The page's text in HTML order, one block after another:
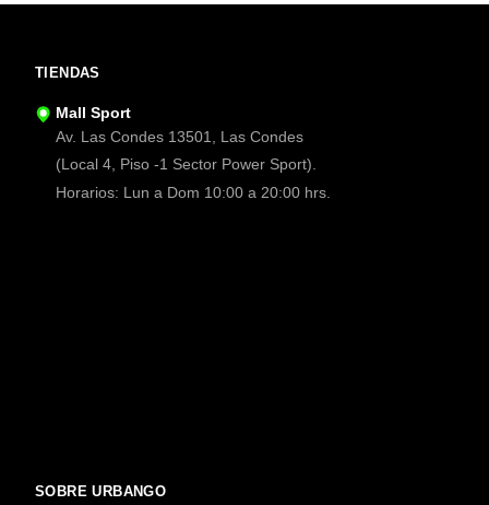
TIENDAS
Mall Sport
Av. Las Condes 13501, Las Condes
(Local 4, Piso -1 Sector Power Sport).
Horarios: Lun a Dom 10:00 a 20:00 hrs.
SOBRE URBANGO